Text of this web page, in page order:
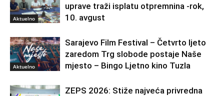
Aktuelno
uprave traži isplatu otpremnina -rok,
10. avgust
Aktuelno
Sarajevo Film Festival – Četvrto ljeto
zaredom Trg slobode postaje Naše
mjesto – Bingo Ljetno kino Tuzla
ZEPS 2026: Stiže najveća privredna